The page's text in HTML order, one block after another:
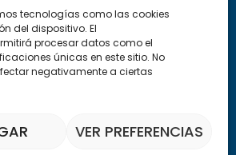
tecnologías como las cookies
del dispositivo. El
procesar datos como el
únicas en este sitio. No
negativamente a ciertas
VER PREFERENCIAS